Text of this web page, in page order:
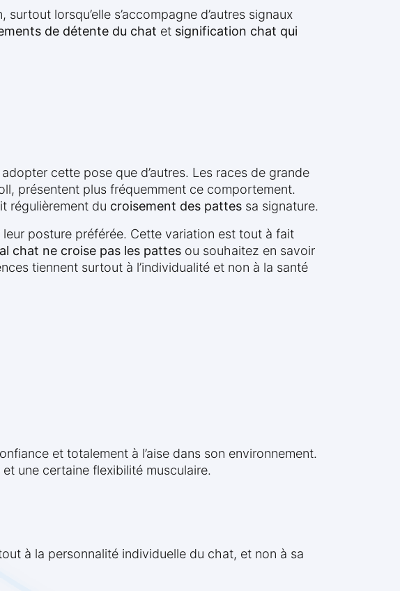
lorsqu’elle s’accompagne d’autres signaux
de détente du chat et signification chat qui
cette pose que d’autres. Les races de grande
présentent plus fréquemment ce comportement.
régulièrement du croisement des pattes sa signature.
posture préférée. Cette variation est tout à fait
chat ne croise pas les pattes ou souhaitez en savoir
tiennent surtout à l’individualité et non à la santé
et totalement à l’aise dans son environnement.
une certaine flexibilité musculaire.
à la personnalité individuelle du chat, et non à sa